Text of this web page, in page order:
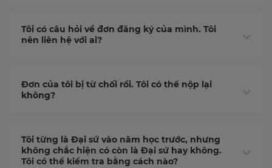
Tôi có câu hỏi về đơn đăng ký của mình. Tôi
nên liên hệ với ai?
Đơn của tôi bị từ chối rồi. Tôi có thể nộp lại
không?
Tôi từng là Đại sứ vào năm học trước, nhưng
không chắc hiện có còn là Đại sứ hay không.
Tôi có thể kiểm tra bằng cách nào?